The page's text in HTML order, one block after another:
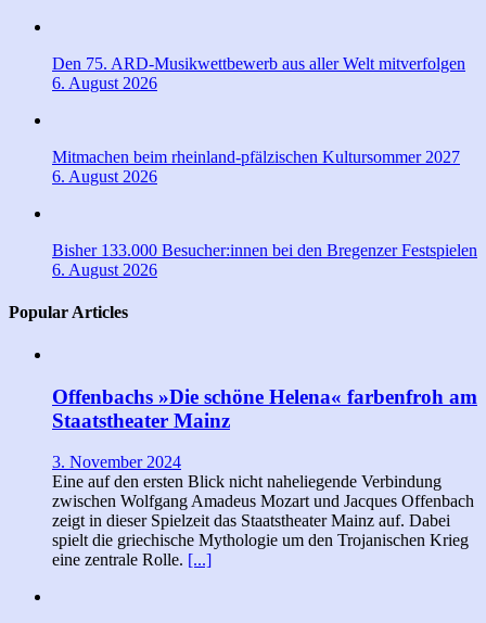
Den 75. ARD-Musikwettbewerb aus aller Welt mitverfolgen
6. August 2026
Mitmachen beim rheinland-pfälzischen Kultursommer 2027
6. August 2026
Bisher 133.000 Besucher:innen bei den Bregenzer Festspielen
6. August 2026
Popular Articles
Offenbachs »Die schöne Helena« farbenfroh am
Staatstheater Mainz
3. November 2024
Eine auf den ersten Blick nicht naheliegende Verbindung
zwischen Wolfgang Amadeus Mozart und Jacques Offenbach
zeigt in dieser Spielzeit das Staatstheater Mainz auf. Dabei
spielt die griechische Mythologie um den Trojanischen Krieg
eine zentrale Rolle. [...]